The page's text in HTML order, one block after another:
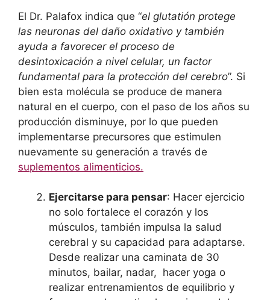
El Dr. Palafox indica que “el glutatión protege
las neuronas del daño oxidativo y también
ayuda a favorecer el proceso de
desintoxicación a nivel celular, un factor
fundamental para la protección del cerebro”. Si
bien esta molécula se produce de manera
natural en el cuerpo, con el paso de los años su
producción disminuye, por lo que pueden
implementarse precursores que estimulen
nuevamente su generación a través de
suplementos alimenticios.
Ejercitarse para pensar: Hacer ejercicio
no solo fortalece el corazón y los
músculos, también impulsa la salud
cerebral y su capacidad para adaptarse.
Desde realizar una caminata de 30
minutos, bailar, nadar, hacer yoga o
realizar entrenamientos de equilibrio y